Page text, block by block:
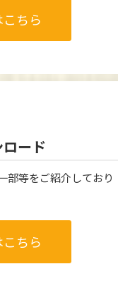
ちら
ード
部等をご紹介しており
ちら